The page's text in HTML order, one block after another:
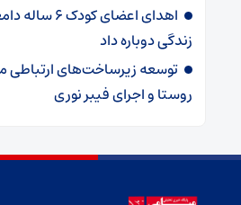
زندگی دوباره داد
روستا و اجرای فیبر نوری